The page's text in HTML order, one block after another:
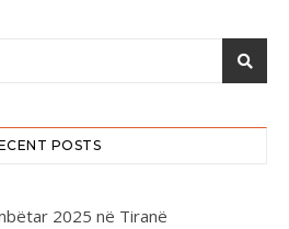
POSTS
2025 në Tiranë